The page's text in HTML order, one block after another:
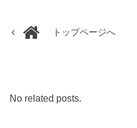
トップページへ
No related posts.